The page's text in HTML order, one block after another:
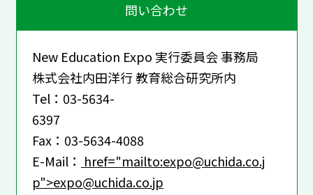
問い合わせ
New Education Expo 実行委員会 事務局
株式会社内田洋行 教育総合研究所内
Tel：03-5634-
6397
Fax：03-5634-4088
E-Mail： href="mailto:expo@uchida.co.j
p">expo@uchida.co.jp